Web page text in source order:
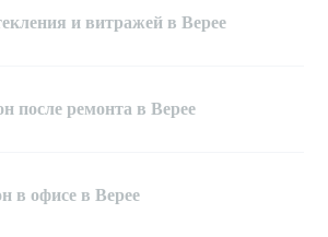
и витражей в Верее
после ремонта в Верее
в офисе в Верее